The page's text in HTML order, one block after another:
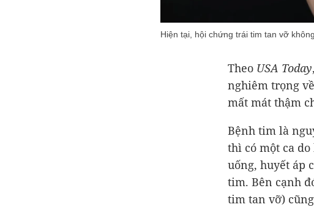
Hiện tại, hội chứng trái tim tan vỡ
Theo USA Today
nghiêm trọng
mất mát thậm
Bệnh tim là
thì có một ca
uống, huyết áp
tim. Bên cạnh
tim tan vỡ)